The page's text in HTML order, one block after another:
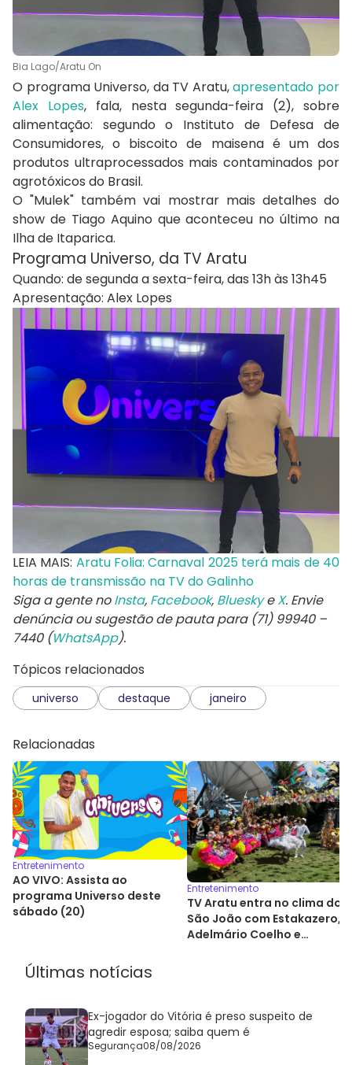
Bia Lago/Aratu On
O programa Universo, da TV Aratu,apresentado por
Alex Lopes, fala, nesta segunda-feira (2), sobre
alimentação: segundo o Instituto de Defesa de
Consumidores, o biscoito de maisena é um dos
produtos ultraprocessados mais contaminados por
agrotóxicos do Brasil.
O "Mulek" também vai mostrar mais detalhes do
show de Tiago Aquino que aconteceu no último na
Ilha de Itaparica.
Programa Universo, da TV Aratu
Quando: de segunda a sexta-feira, das 13h às 13h45
Apresentação: Alex Lopes
LEIA MAIS: Aratu Folia: Carnaval 2025 terá mais de 40
horas de transmissão na TV do Galinho
Siga a gente noInsta, Facebook, BlueskyeX. Envie
denúncia ou sugestão de pauta para (71) 99940 –
7440 (WhatsApp).
Tópicos relacionados
universo destaque janeiro
Relacionadas
Entretenimento
AO VIVO: Assista ao
programa Universo deste
sábado (20)
Entretenimento
TV Aratu entra no clima do
São João com Estakazero,
Adelmário Coelho e
Últimas notícias
Ex-jogador do Vitória é preso suspeito de
agredir esposa; saiba quem é
Segurança08/08/2026